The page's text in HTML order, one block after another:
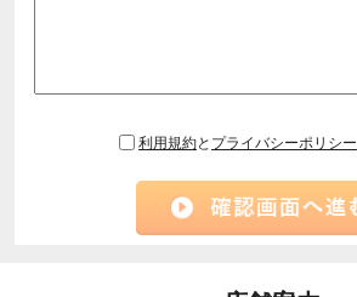
利用規約と プライバシーポリシー